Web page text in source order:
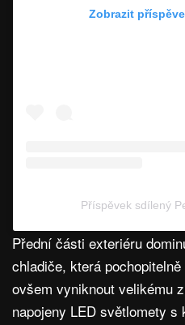
Zobrazit
Příspěvek sdílený
Přední části exteriéru
chladiče, která
ovšem vyniknout velikému
napojeny LED světlomety